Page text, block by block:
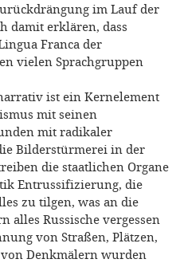
im Lauf der
damit erklären, dass
Franca der
vielen Sprachgruppen
ist ein Kernelement
mit seinen
mit radikaler
Bilderstürmerei in der
die staatlichen Organe
Entrussifizierung, die
zu tilgen, was an die
alles Russische vergessen
von Straßen, Plätzen,
Denkmälern wurden